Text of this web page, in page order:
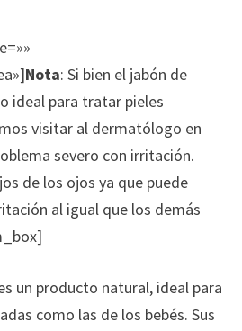
Nota: Si bien el jabón de
ideal para tratar pieles
visitar al dermatólogo en
severo con irritación.
de los ojos ya que puede
al igual que los demás
un producto natural, ideal para
como las de los bebés. Sus